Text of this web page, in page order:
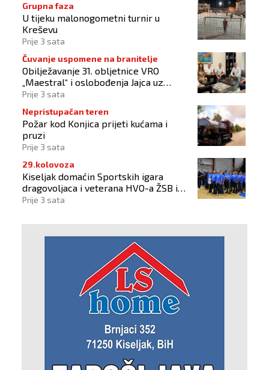
Grupna faza
U tijeku malonogometni turnir u
Kreševu
Prije 3 sata
Čuvanje uspomene na branitelje
Obilježavanje 31. obljetnice VRO
„Maestral“ i oslobođenja Jajca uz
pokroviteljstvo HNS-a BiH
Prije 3 sata
Nepristupačan teren
Požar kod Konjica prijeti kućama i
pruzi
Prije 3 sata
29.kolovoza
Kiseljak domaćin Sportskih igara
dragovoljaca i veterana HVO-a ŽSB i
Dana branitelja
Prije 3 sata